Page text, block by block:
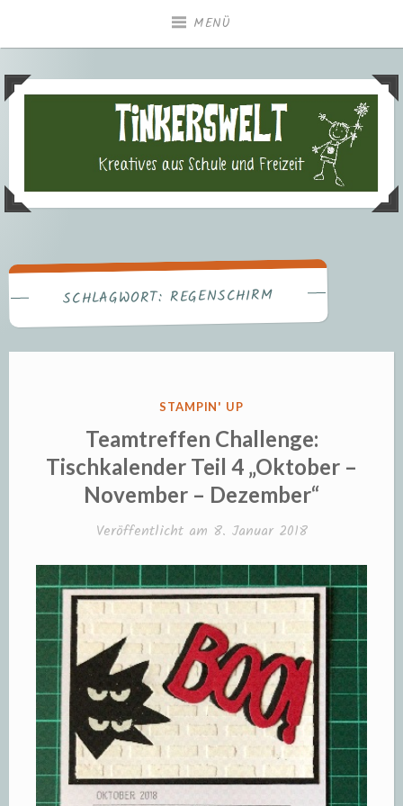
MENÜ
Tinkerswelt – Kreatives aus
Freizeit und Schule
SCHLAGWORT: REGENSCHIRM
VERÖFFENTLICHT
STAMPIN' UP
Teamtreffen Challenge:
Tischkalender Teil 4 „Oktober –
November – Dezember“
Veröffentlicht am 8. Januar 2018